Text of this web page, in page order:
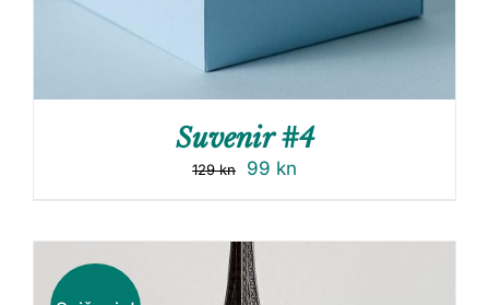
Suvenir #4
129kn 99 kn